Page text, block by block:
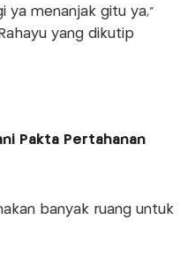
ya menanjak gitu ya,"
yang dikutip
Pakta Pertahanan
banyak ruang untuk